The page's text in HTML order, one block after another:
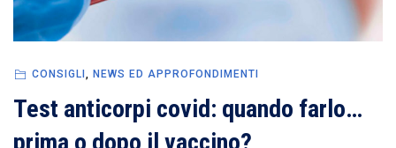
CONSIGLI , NEWS ED APPROFONDIMENTI
Test anticorpi covid: quando farlo…